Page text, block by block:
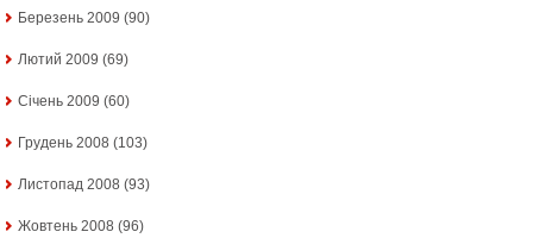
Березень 2009 (90)
Лютий 2009 (69)
Січень 2009 (60)
Грудень 2008 (103)
Листопад 2008 (93)
Жовтень 2008 (96)